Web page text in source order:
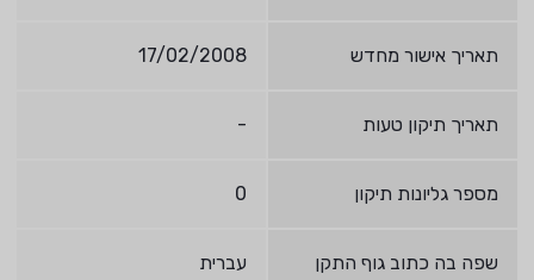
תאריך אישור מחדש 17/02/2008
תאריך תיקון טעות -
מספר גליונות תיקון 0
שפה בה כתוב גוף התקן עברית